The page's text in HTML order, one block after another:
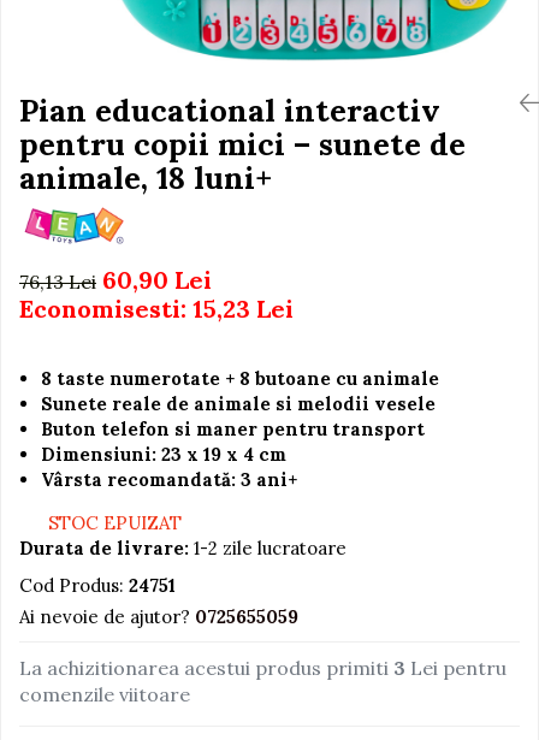
Jucarii de baie
Caluti balansoar
Interactive, educative si
muzicale
Ateliere si unelte
Blocuri de constructie
Covorase de dans
De plus
Electrocasnice si bucatarii
Fotolii gonflabile
Jocuri sportive
Jucarii educative din lemn
Motociclete
Ingrijire cosmetica mamici
Perioada Sarcinii
Pompe de san
Sisteme De Purtare
Pian educational interactiv
pentru copii mici – sunete de
animale, 18 luni+
76,13 Lei 60,90 Lei
Economisesti: 15,23 Lei
8 taste numerotate + 8 butoane cu animale
Sunete reale de animale si melodii vesele
Buton telefon si maner pentru transport
Dimensiuni: 23 x 19 x 4 cm
Vârsta recomandată: 3 ani+
STOC EPUIZAT
Durata de livrare: 1-2 zile lucratoare
Cod Produs: 24751
Ai nevoie de ajutor? 0725655059
La achizitionarea acestui produs primiti 3 Lei pentru
comenzile viitoare